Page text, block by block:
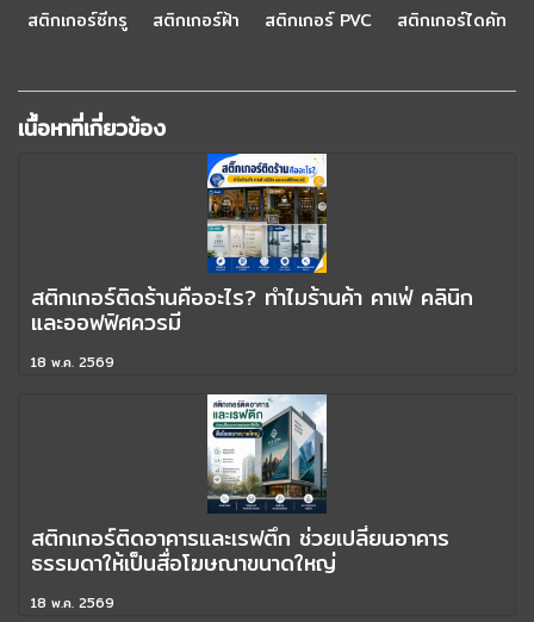
สติกเกอร์ซีทรู สติกเกอร์ฝ้า สติกเกอร์ PVC สติกเกอร์ไดคัท
เนื้อหาที่เกี่ยวข้อง
สติกเกอร์ติดร้านคืออะไร? ทำไมร้านค้า คาเฟ่ คลินิก
และออฟฟิศควรมี
18 พ.ค. 2569
สติกเกอร์ติดอาคารและเรฟตึก ช่วยเปลี่ยนอาคาร
ธรรมดาให้เป็นสื่อโฆษณาขนาดใหญ่
18 พ.ค. 2569